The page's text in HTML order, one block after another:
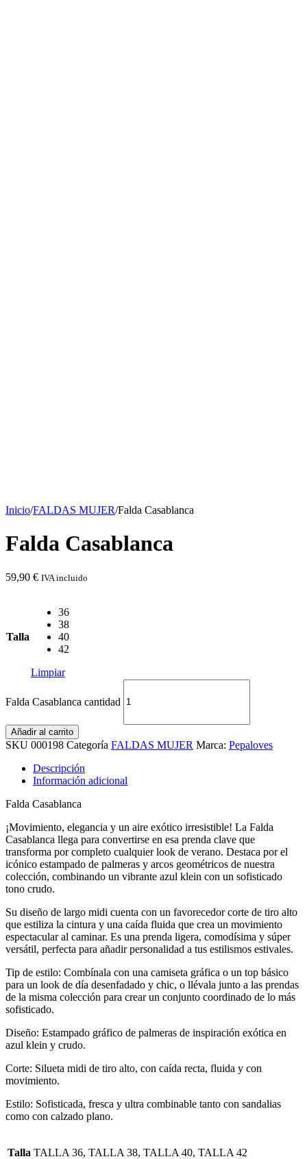
Inicio/FALDAS MUJER/Falda Casablanca
Falda Casablanca
59,90 € IVA incluido
Talla
36
38
40
42
Limpiar
Falda Casablanca cantidad
Añadir al carrito
SKU 000198 Categoría FALDAS MUJER Marca: Pepaloves
Descripción
Información adicional
Falda Casablanca
¡Movimiento, elegancia y un aire exótico irresistible! La Falda
Casablanca llega para convertirse en esa prenda clave que
transforma por completo cualquier look de verano. Destaca por el
icónico estampado de palmeras y arcos geométricos de nuestra
colección, combinando un vibrante azul klein con un sofisticado
tono crudo.
Su diseño de largo midi cuenta con un favorecedor corte de tiro alto
que estiliza la cintura y una caída fluida que crea un movimiento
espectacular al caminar. Es una prenda ligera, comodísima y súper
versátil, perfecta para añadir personalidad a tus estilismos estivales.
Tip de estilo: Combínala con una camiseta gráfica o un top básico
para un look de día desenfadado y chic, o llévala junto a las prendas
de la misma colección para crear un conjunto coordinado de lo más
sofisticado.
Diseño: Estampado gráfico de palmeras de inspiración exótica en
azul klein y crudo.
Corte: Silueta midi de tiro alto, con caída recta, fluida y con
movimiento.
Estilo: Sofisticada, fresca y ultra combinable tanto con sandalias
como con calzado plano.
Talla TALLA 36, TALLA 38, TALLA 40, TALLA 42